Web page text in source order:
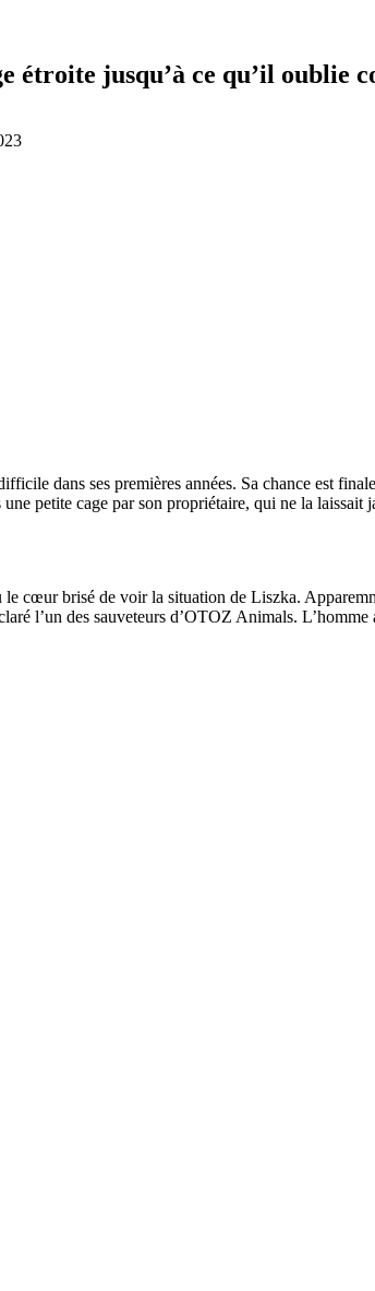
étroite jusqu’à ce qu’il oublie
dans ses premières années. Sa chance est
petite cage par son propriétaire, qui ne la
cœur brisé de voir la situation de Liszka.
l’un des sauveteurs d’OTOZ Animals.